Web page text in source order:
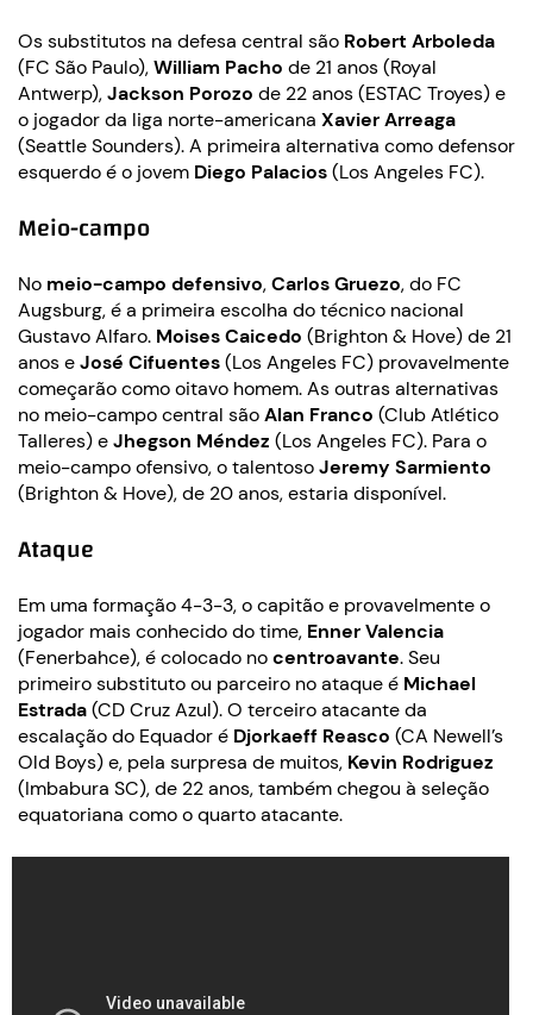
Os substitutos na defesa central são Robert Arboleda
(FC São Paulo),William Pacho de 21 anos (Royal
Antwerp),Jackson Porozo de 22 anos (ESTAC Troyes) e
o jogador da liga norte-americana Xavier Arreaga
(Seattle Sounders). A primeira alternativa como defensor
esquerdo é o jovem Diego Palacios(Los Angeles FC).
Meio-campo
No meio-campo defensivo,Carlos Gruezo, do FC
Augsburg, é a primeira escolha do técnico nacional
Gustavo Alfaro. Moises Caicedo (Brighton & Hove) de 21
anos eJosé Cifuentes(Los Angeles FC) provavelmente
começarão como oitavo homem. As outras alternativas
no meio-campo central sãoAlan Franco (Club Atlético
Talleres) eJhegson Méndez (Los Angeles FC). Para o
meio-campo ofensivo, o talentosoJeremy Sarmiento
(Brighton & Hove), de 20 anos, estaria disponível.
Ataque
Em uma formação 4-3-3, o capitão e provavelmente o
jogador mais conhecido do time, Enner Valencia
(Fenerbahce), é colocado nocentroavante. Seu
primeiro substituto ou parceiro no ataque é Michael
Estrada(CD Cruz Azul). O terceiro atacante da
escalação do Equador é Djorkaeff Reasco (CA Newell’s
Old Boys) e, pela surpresa de muitos, Kevin Rodriguez
(Imbabura SC), de 22 anos, também chegou à seleção
equatoriana como o quarto atacante.